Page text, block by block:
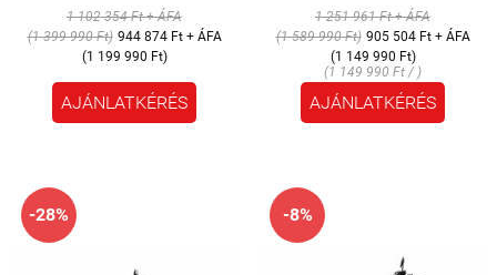
1 102 354 Ft + ÁFA
(1 399 990 Ft) 944 874 Ft + ÁFA
(1 199 990 Ft)
AJÁNLATKÉRÉS
1 251 961 Ft + ÁFA
(1 589 990 Ft) 905 504 Ft + ÁFA
(1 149 990 Ft)
(1 149 990 Ft / )
AJÁNLATKÉRÉS
-28% -8%